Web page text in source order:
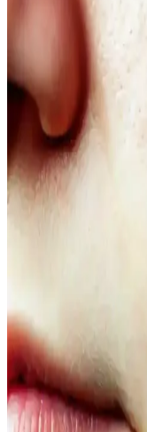
Kahve Siyah ve
Güncel Bir Tercih
kolaylığı sunar. Bu
ipuçlarıyla saçınıza şıklık
Doğal Denge ve
Güncel Trendler
Doğal dengeyi koruma
ürünler ve yaşam tarzı
ve bilimsel
Doğal İçerikli Duş
Marseillais ve
Her iki markanın doğal
ferahlık sunar. Le Petit
ve Palmolive Naturals’in
seçenekleriyle bakımda
Vegan Göz Altı
Hayvansal